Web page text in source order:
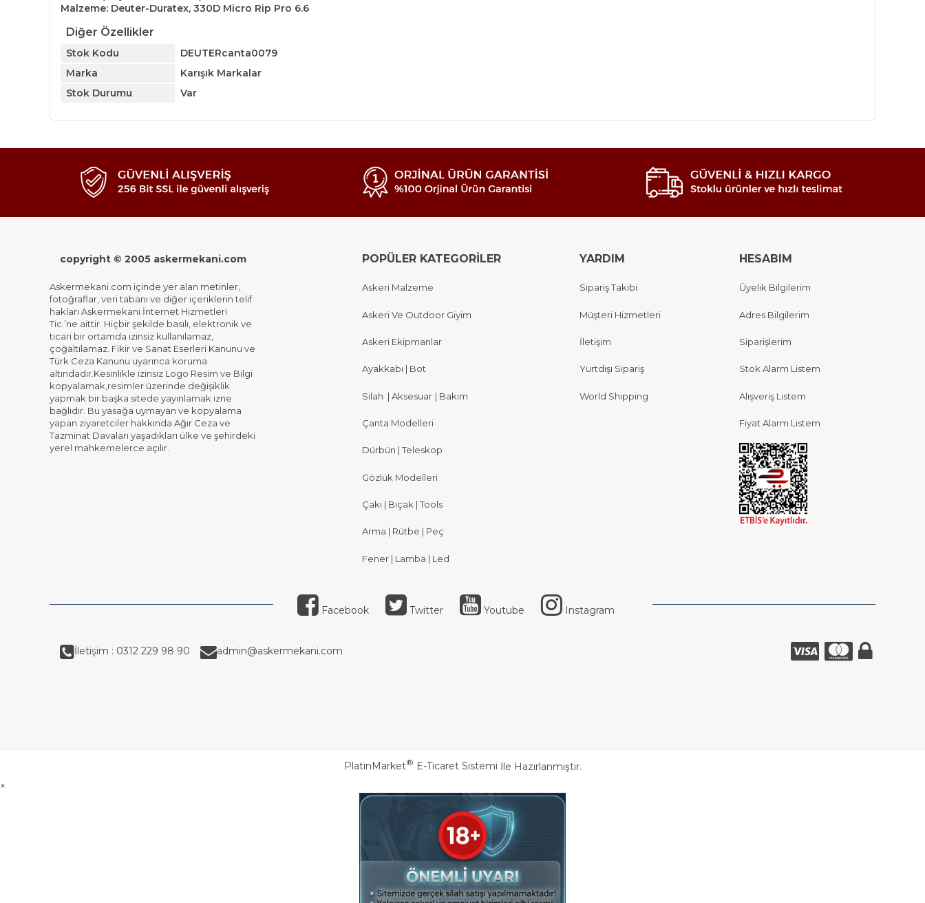
Malzeme: Deuter-Duratex, 330D Micro Rip Pro 6.6
Diğer Özellikler
Stok Kodu
DEUTERcanta0079
Marka
Karışık Markalar
Stok Durumu
Var
copyright © 2005 askermekani.com
Askermekani.com içinde yer alan metinler,
fotoğraflar, veri tabanı ve diğer içeriklerin telif
hakları Askermekani İnternet Hizmetleri
Tic.’ne aittir. Hiçbir şekilde basılı, elektronik ve
ticari bir ortamda izinsiz kullanılamaz,
çoğaltılamaz. Fikir ve Sanat Eserleri Kanunu ve
Türk Ceza Kanunu uyarınca koruma
altındadır.Kesinlikle izinsiz Logo Resim ve Bilgi
kopyalamak,resimler üzerinde değişiklik
yapmak bir başka sitede yayınlamak izne
bağlıdır. Bu yasağa uymayan ve kopyalama
yapan ziyaretciler hakkında Ağır Ceza ve
Tazminat Davaları yaşadıkları ülke ve şehirdeki
yerel mahkemelerce açılır.
POPÜLER KATEGORİLER
Askeri Malzeme
Askeri Ve Outdoor Giyim
Askeri Ekipmanlar
Ayakkabı | Bot
Silah | Aksesuar | Bakım
Çanta Modelleri
Dürbün | Teleskop
Gözlük Modelleri
Çakı | Bıçak | Tools
Arma | Rütbe | Peç
Fener | Lamba | Led
YARDIM
Sipariş Takibi
Müşteri Hizmetleri
İletişim
Yurtdışı Sipariş
World Shipping
HESABIM
Üyelik Bilgilerim
Adres Bilgilerim
Siparişlerim
Stok Alarm Listem
Alışveriş Listem
Fiyat Alarm Listem
Facebook Twitter Youtube Instagram
İletişim : 0312 229 98 90 admin@askermekani.com
PlatinMarket® E-Ticaret Sistemi İle Hazırlanmıştır.
×